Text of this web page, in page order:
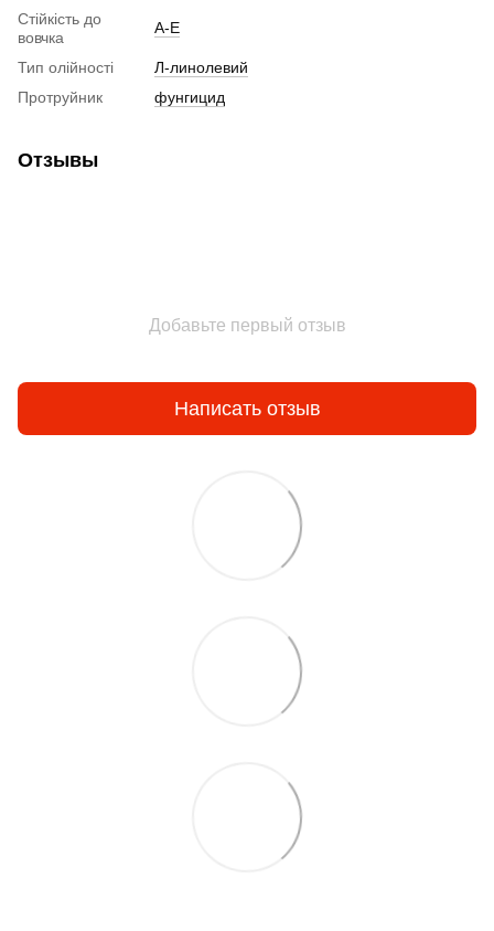
Стійкість до
вовчка
А-Е
Тип олійності
Л-линолевий
Протруйник
фунгицид
Отзывы
Добавьте первый отзыв
Написать отзыв